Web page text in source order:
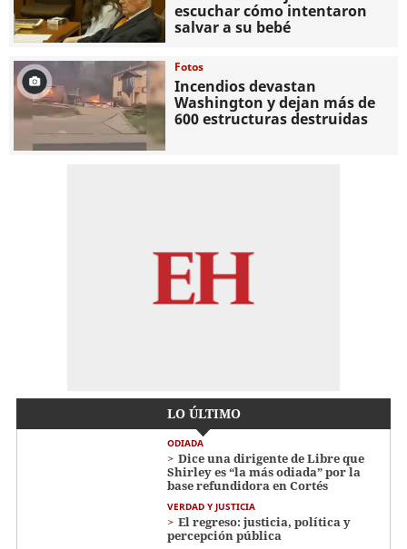
escuchar cómo intentaron
salvar a su bebé
Fotos
Incendios devastan
Washington y dejan más de
600 estructuras destruidas
LO ÚLTIMO
ODIADA
Dice una dirigente de Libre que
Shirley es “la más odiada” por la
base refundidora en Cortés
VERDAD Y JUSTICIA
El regreso: justicia, política y
percepción pública